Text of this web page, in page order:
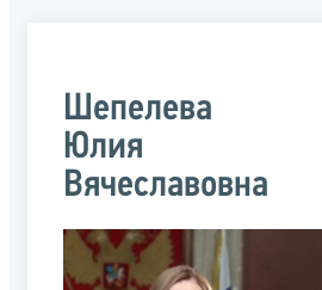
Шепелева
Юлия
Вячеславовна